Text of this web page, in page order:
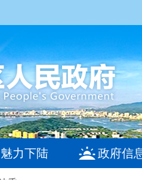
魅力下陆 政府信